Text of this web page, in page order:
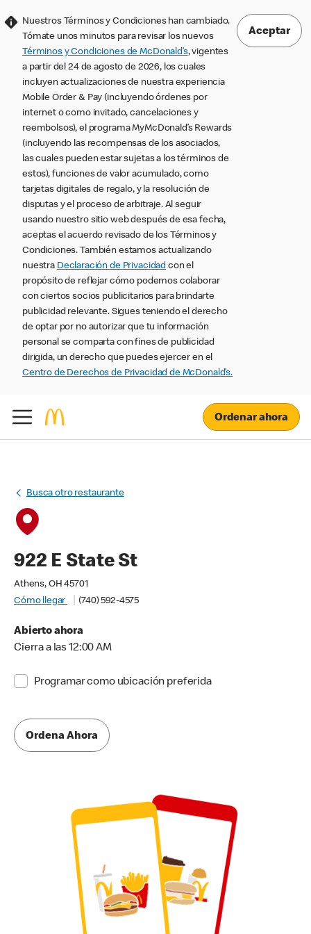
Nuestros Términos y Condiciones han cambiado.
Tómate unos minutos para revisar los nuevos
Términos y Condiciones de McDonald’s, vigentes
a partir del 24 de agosto de 2026, los cuales
incluyen actualizaciones de nuestra experiencia
Mobile Order & Pay (incluyendo órdenes por
internet o como invitado, cancelaciones y
reembolsos), el programa MyMcDonald’s Rewards
(incluyendo las recompensas de los asociados,
las cuales pueden estar sujetas a los términos de
estos), funciones de valor acumulado, como
tarjetas digitales de regalo, y la resolución de
disputas y el proceso de arbitraje. Al seguir
usando nuestro sitio web después de esa fecha,
aceptas el acuerdo revisado de los Términos y
Condiciones. También estamos actualizando
nuestra Declaración de Privacidad con el
propósito de reflejar cómo podemos colaborar
con ciertos socios publicitarios para brindarte
publicidad relevante. Sigues teniendo el derecho
de optar por no autorizar que tu información
personal se comparta con fines de publicidad
dirigida, un derecho que puedes ejercer en el
Centro de Derechos de Privacidad de McDonald’s.
Aceptar
Ordenar ahora
Busca otro restaurante
922 E State St
Athens, OH 45701
Cómo llegar
(740) 592-4575
Abierto ahora
Cierra a las 12:00 AM
Programar como ubicación preferida
Ordena Ahora